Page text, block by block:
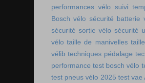
performances vélo suivi
Bosch vélo sécurité batterie
sécurité sortie vélo sécurité
vélo taille de manivelles
vélib techniques pédalage
performance test bosch vélo
test pneus vélo 2025 test vae